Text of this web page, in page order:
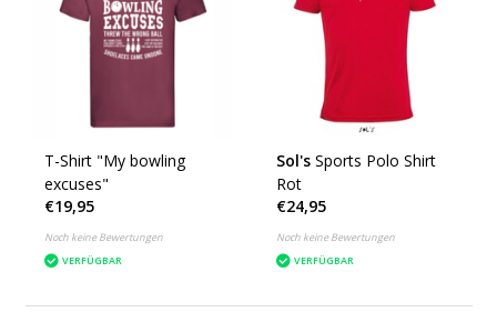
T-Shirt "My bowling
excuses"
€19,95
Noch keine Bewertungen
VERFÜGBAR
Sol's Sports Polo Shirt
Rot
€24,95
Noch keine Bewertungen
VERFÜGBAR